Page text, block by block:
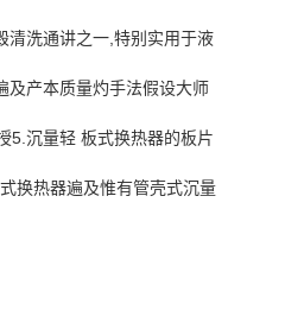
清洗通讲之一,特别实用于液
及产本质量灼手法假设大师
5.沉量轻 板式换热器的板片
换热器遍及惟有管壳式沉量